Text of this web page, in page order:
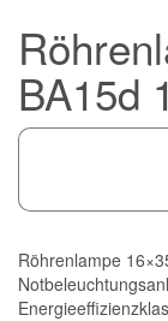
BA15d
Röhrenlampe